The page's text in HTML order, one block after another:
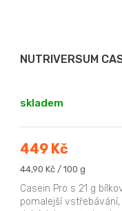
NUTRIVERSUM
skladem
449 Kč
Měrná
44,90 Kč / 100 g
Casein Pro s 21 g
pomalejší